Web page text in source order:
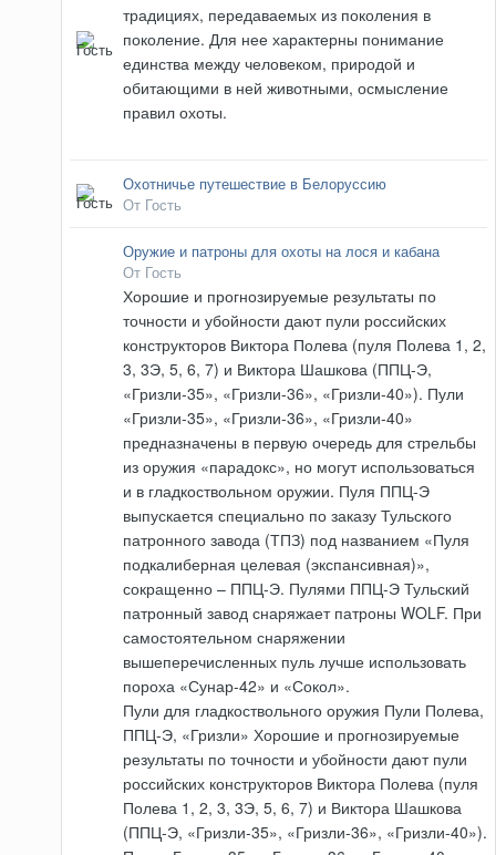
традициях, передаваемых из поколения в
поколение. Для нее характерны понимание
единства между человеком, природой и
обитающими в ней животными, осмысление
правил охоты.
Охотничье путешествие в Белоруссию
От Гость
Оружие и патроны для охоты на лося и кабана
От Гость
Хорошие и прогнозируемые результаты по
точности и убойности дают пули российских
конструкторов Виктора Полева (пуля Полева 1, 2,
3, 3Э, 5, 6, 7) и Виктора Шашкова (ППЦ-Э,
«Гризли-35», «Гризли-36», «Гризли-40»). Пули
«Гризли-35», «Гризли-36», «Гризли-40»
предназначены в первую очередь для стрельбы
из оружия «парадокс», но могут использоваться
и в гладкоствольном оружии. Пуля ППЦ-Э
выпускается специально по заказу Тульского
патронного завода (ТПЗ) под названием «Пуля
подкалиберная целевая (экспансивная)»,
сокращенно – ППЦ-Э. Пулями ППЦ-Э Тульский
патронный завод снаряжает патроны WOLF. При
самостоятельном снаряжении
вышеперечисленных пуль лучше использовать
пороха «Сунар-42» и «Сокол».
Пули для гладкоствольного оружия Пули Полева,
ППЦ-Э, «Гризли» Хорошие и прогнозируемые
результаты по точности и убойности дают пули
российских конструкторов Виктора Полева (пуля
Полева 1, 2, 3, 3Э, 5, 6, 7) и Виктора Шашкова
(ППЦ-Э, «Гризли-35», «Гризли-36», «Гризли-40»).